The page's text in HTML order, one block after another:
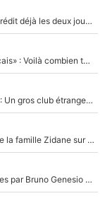
PSG : Deux gros transferts bouclés en 2027 ? L'IA prédit déjà les deux joueurs qui pourraient rejoindre Luis Enrique !
«C'est un beau salaire par rapport à 90 % des Français» : Voilà combien touchait Nelson Monfort sur France Télévisions avant de rejoindre CNews
Ferran Torres a pris sa décision concernant le PSG : Un gros club étranger prêt à relancer le feuilleton pour la signature du champion du monde 2026 !
«Il est très heureux et impatient» : Les révélations de la famille Zidane sur sa prise de pouvoir en équipe de France !
Plus de 100M€ pour l'OM : Voici les recrues espérées par Bruno Genesio et Grégory Lorenzi après l’opération dégraissage